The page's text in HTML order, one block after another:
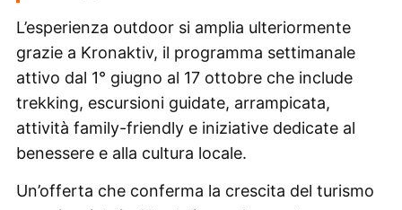
L’esperienza outdoor si amplia ulteriormente
grazie a Kronaktiv, il programma settimanale
attivo dal 1° giugno al 17 ottobre che include
trekking, escursioni guidate, arrampicata,
attività family-friendly e iniziative dedicate al
benessere e alla cultura locale.
Un’offerta che conferma la crescita del turismo